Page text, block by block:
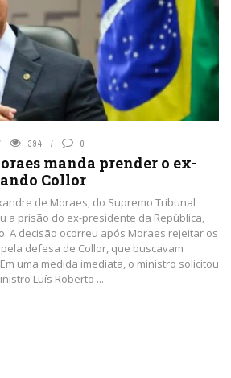
394 0
manda prender o ex-
Collor
de Moraes, do Supremo Tribunal
a prisão do ex-presidente da República,
A decisão ocorreu após Moraes rejeitar os
defesa de Collor, que buscavam
uma medida imediata, o ministro solicitou
Luís Roberto ...